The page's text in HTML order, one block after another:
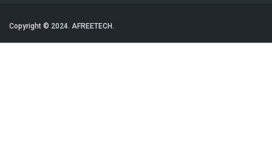
Copyright © 2024. AFREETECH.